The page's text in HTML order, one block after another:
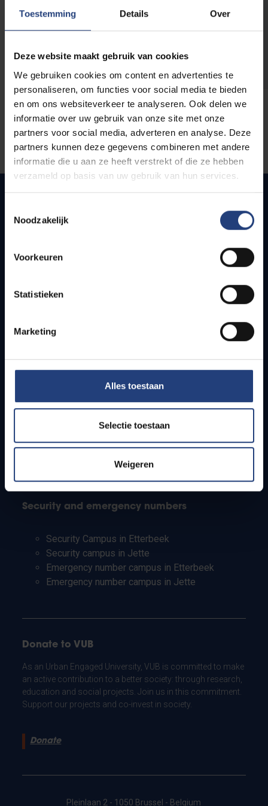
Toestemming Details Over
Deze website maakt gebruik van cookies
We gebruiken cookies om content en advertenties te
personaliseren, om functies voor social media te bieden
en om ons websiteverkeer te analyseren. Ook delen we
informatie over uw gebruik van onze site met onze
partners voor social media, adverteren en analyse. Deze
partners kunnen deze gegevens combineren met andere
informatie die u aan ze heeft verstrekt of die ze hebben
verzameld op basis van uw gebruik van hun services.
Noodzakelijk
Voorkeuren
Statistieken
Marketing
Alles toestaan
Selectie toestaan
Weigeren
Quick links
How to get to the VUB campuses
Students
PhD students
Teachers and secondary schools
Working students
Security and emergency numbers
Security Campus in Etterbeek
Security campus in Jette
Emergency number campus in Etterbeek
Emergency number campus in Jette
Donate to VUB
As an Urban Engaged University, VUB is committed to make
an active contribution to a better society: through research,
education and social projects. Join us in this commitment.
Support our projects and co-invest in society.
Donate
Pleinlaan 2 - 1050 Brussel - Belgium